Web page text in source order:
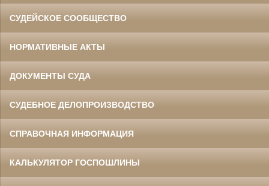
СУДЕЙСКОЕ СООБЩЕСТВО
НОРМАТИВНЫЕ АКТЫ
ДОКУМЕНТЫ СУДА
СУДЕБНОЕ ДЕЛОПРОИЗВОДСТВО
СПРАВОЧНАЯ ИНФОРМАЦИЯ
КАЛЬКУЛЯТОР ГОСПОШЛИНЫ